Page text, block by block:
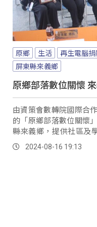
原鄉 生活 再生電腦
屏東縣來義鄉
原鄉部落數位關懷
由資策會數轉院國際合
的「原鄉部落數位關懷
縣來義鄉，提供社區及
進在地學生與社區的數
的利器。2024-08-16 19:13